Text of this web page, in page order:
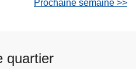
Prochaine semaine >>
quartier